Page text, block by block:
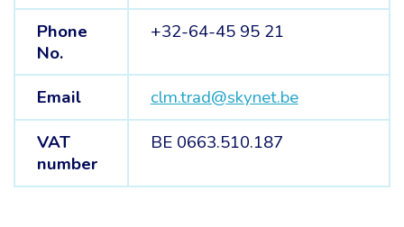
Phone
No.
+32-64-45 95 21
Email
clm.trad@skynet.be
VAT
number
BE 0663.510.187